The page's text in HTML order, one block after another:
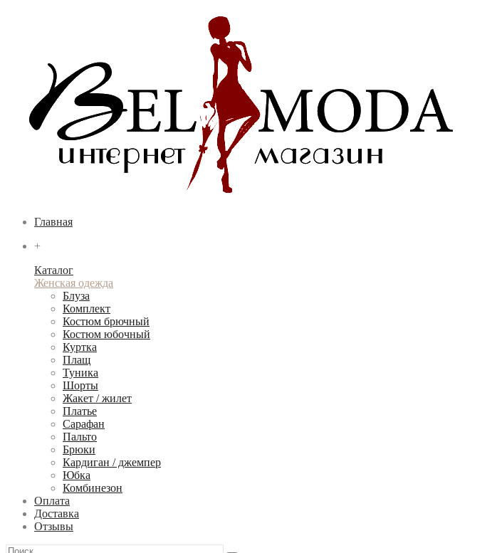
Главная
+
Каталог
Женская одежда
Блуза
Комплект
Костюм брючный
Костюм юбочный
Куртка
Плащ
Туника
Шорты
Жакет / жилет
Платье
Сарафан
Пальто
Брюки
Кардиган / джемпер
Юбка
Комбинезон
Оплата
Доставка
Отзывы